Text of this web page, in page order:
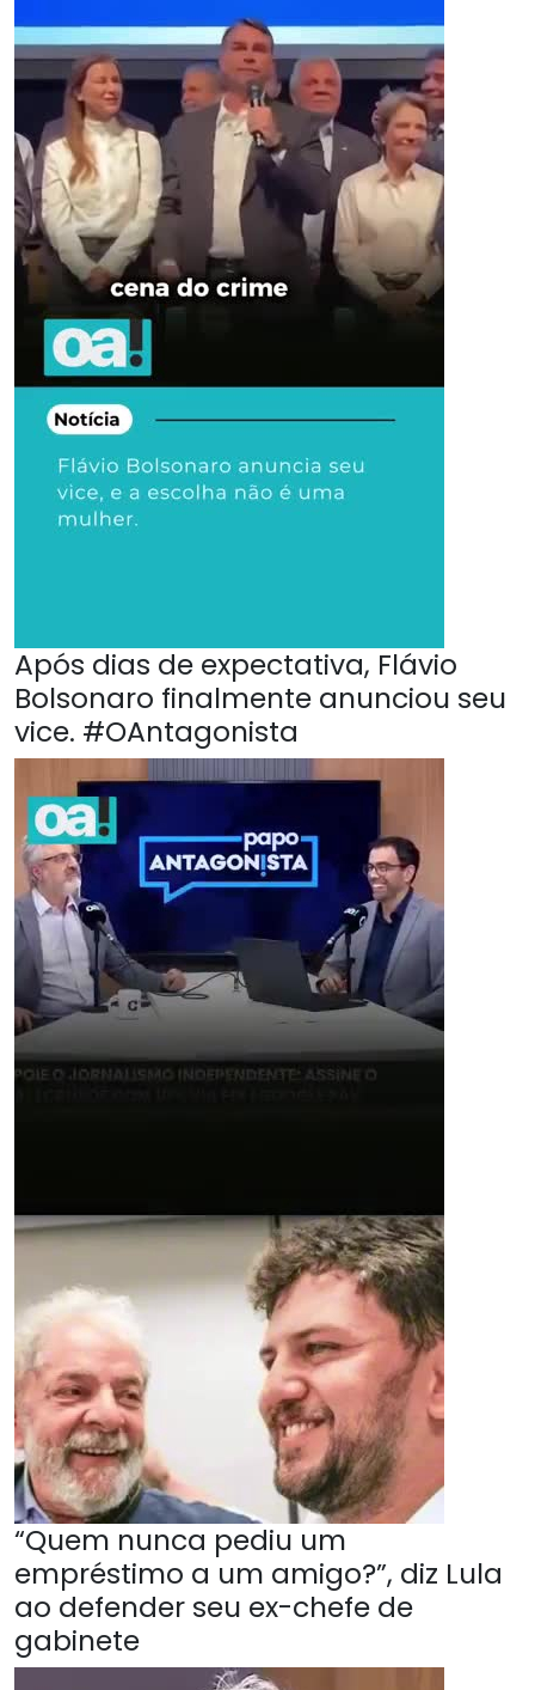
Após dias de expectativa, Flávio
Bolsonaro finalmente anunciou seu
vice. #OAntagonista
“Quem nunca pediu um
empréstimo a um amigo?”, diz Lula
ao defender seu ex-chefe de
gabinete